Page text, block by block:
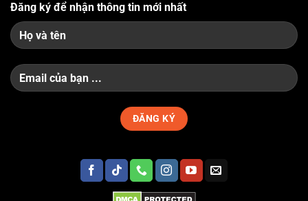
Đăng ký để nhận thông tin mới nhất